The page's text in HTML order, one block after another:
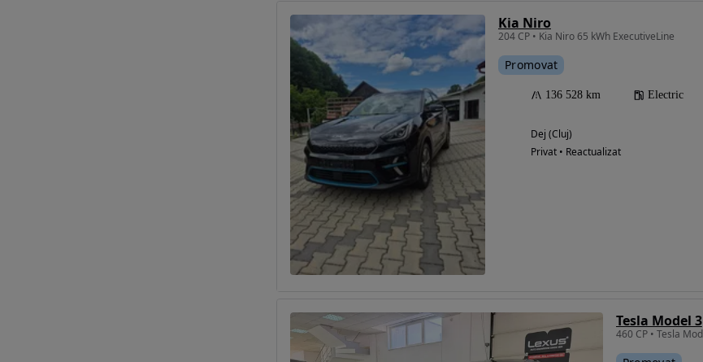
Kia Niro
204 CP • Kia Niro 65 kWh ExecutiveLine
Promovat
136 528 km Electric
Dej (Cluj)
Privat • Reactualizat
Tesla Model 3